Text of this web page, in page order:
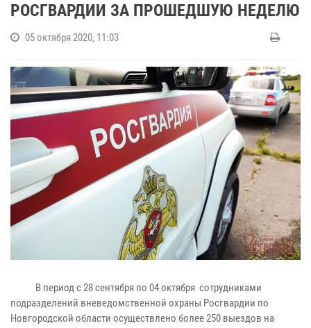
РОСГВАРДИИ ЗА ПРОШЕДШУЮ НЕДЕЛЮ
05 октября 2020, 11:03
В период с 28 сентября по 04 октября сотрудниками
подразделений вневедомственной охраны Росгвардии по
Новгородской области осуществлено более 250 выездов на